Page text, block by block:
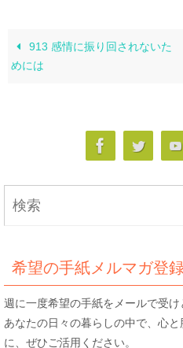
913 感情に振り回されないた
めには
希望の手紙メルマガ登
週に一度希望の手紙をメールで受け
あなたの日々の暮らしの中で、心
に、ぜひご活用ください。